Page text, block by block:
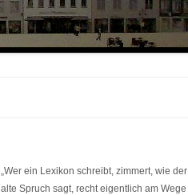
„Wer ein Lexikon schreibt, zimmert, wie der
alte Spruch sagt, recht eigentlich am Wege